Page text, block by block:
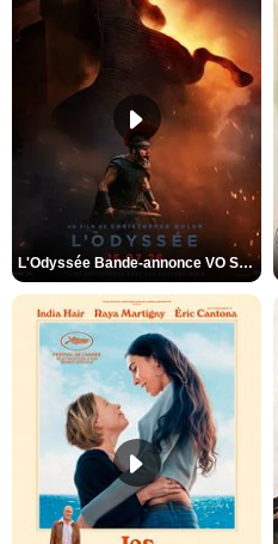
L'Odyssée Bande-annonce VO STFR